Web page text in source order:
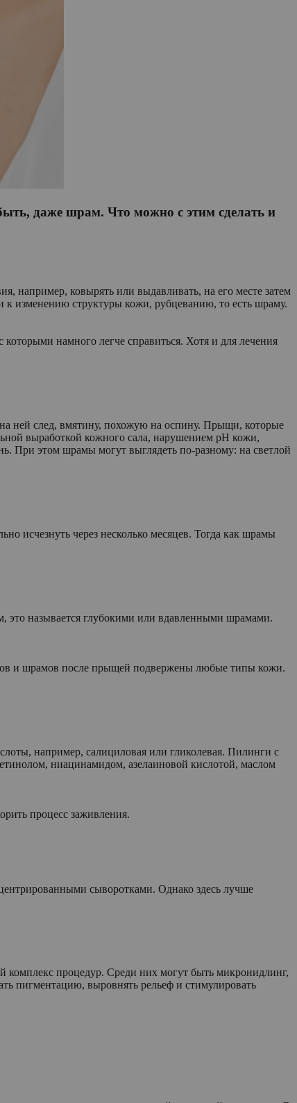
даже шрам. Что можно с этим сделать и
например, ковырять или выдавливать, на его месте затем
к изменению структуры кожи, рубцеванию, то есть шраму.
намного легче справиться. Хотя и для лечения
ней след, вмятину, похожую на оспину. Прыщи, которые
выработкой кожного сала, нарушением pH кожи,
При этом шрамы могут выглядеть по-разному: на светлой
исчезнуть через несколько месяцев. Тогда как шрамы
это называется глубокими или вдавленными шрамами.
и шрамов после прыщей подвержены любые типы кожи.
например, салициловая или гликолевая. Пилинги с
ниацинамидом, азелаиновой кислотой, маслом
процесс заживления.
сыворотками. Однако здесь лучше
комплекс процедур. Среди них могут быть микронидлинг,
пигментацию, выровнять рельеф и стимулировать